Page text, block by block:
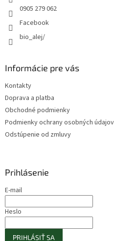
0905 279 062
Facebook
bio_alej/
Informácie pre vás
Kontakty
Doprava a platba
Obchodné podmienky
Podmienky ochrany osobných údajov
Odstúpenie od zmluvy
Prihlásenie
E-mail
Heslo
PRIHLÁSIŤ SA